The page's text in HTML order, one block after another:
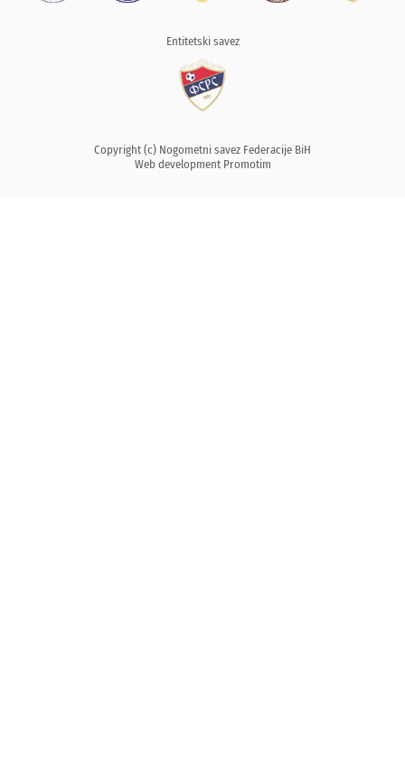
Entitetski savez
Copyright (c) Nogometni savez Federacije BiH
Web development Promotim